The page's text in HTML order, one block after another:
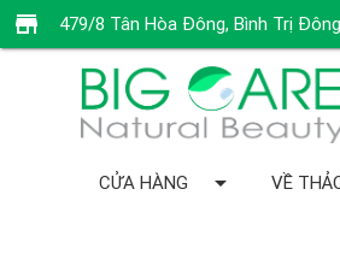
store 479/8 Tân Hòa Đông, Bình Trị
CỬA HÀNG arrow_drop_down VỀ